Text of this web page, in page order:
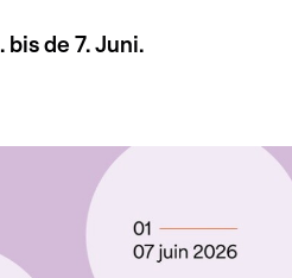
de 7. Juni.